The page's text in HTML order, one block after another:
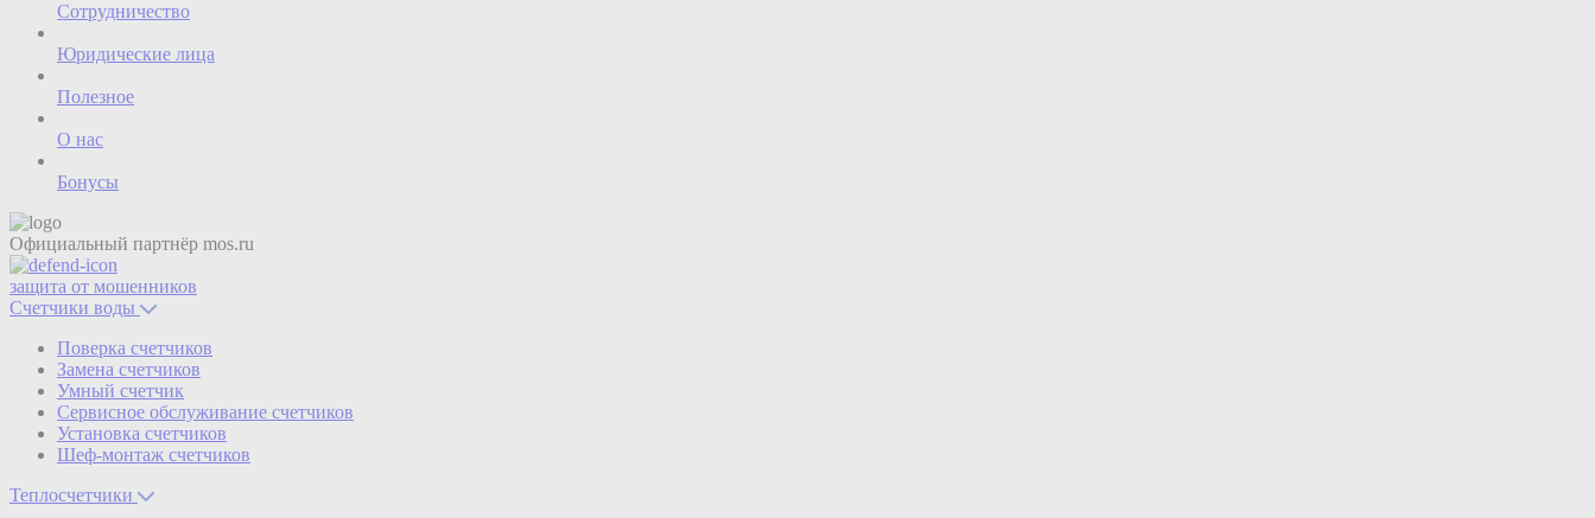
Сотрудничество
Юридические лица
Полезное
О нас
Бонусы
Официальный партнёр mos.ru
защита от мошенников
Счетчики воды
Поверка счетчиков
Замена счетчиков
Умный счетчик
Сервисное обслуживание счетчиков
Установка счетчиков
Шеф-монтаж счетчиков
Теплосчетчики